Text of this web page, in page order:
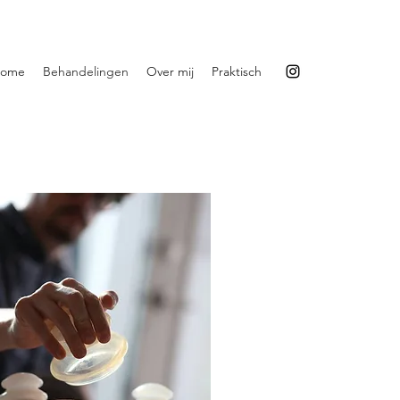
Behandelingen Over mij Praktisch